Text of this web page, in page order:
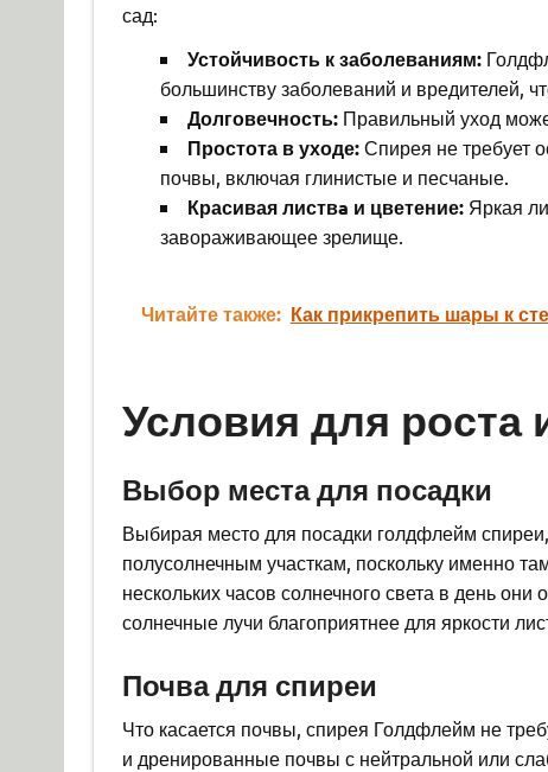
сад:
Устойчивость к заболеваниям:
большинству заболеваний и вредителей,
Долговечность:Правильный уход
Простота в уходе:Спирея не требует
почвы, включая глинистые и песчаные.
Красивая листвa и цветение:Яркая
завораживающее зрелище.
Читайте также: Как прикрепить шары к
Условия для роста
Выбор места для посадки
Выбирая место для посадки голдфлейм
полусолнечным участкам, поскольку именно
нескольких часов солнечного света в день
солнечные лучи благоприятнее для яркости
Почва для спиреи
Что касается почвы, спирея Голдфлейм не
и дренированные почвы с нейтральной или